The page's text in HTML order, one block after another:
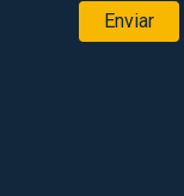
Enviar